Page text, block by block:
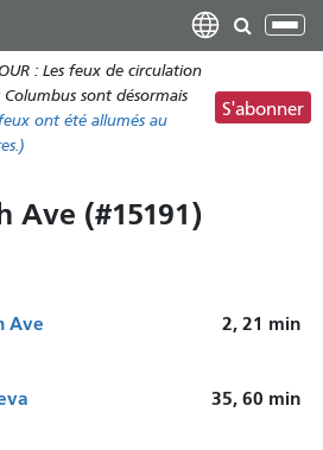
contenu
principal
: Les feux de circulation
sont désormais
ont été allumés au
S'abonner
Ave (#15191)
Ave 2, 21 min
35, 60 min